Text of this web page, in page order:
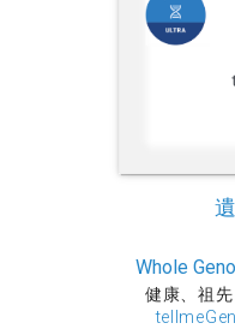
Whole
健康、祖